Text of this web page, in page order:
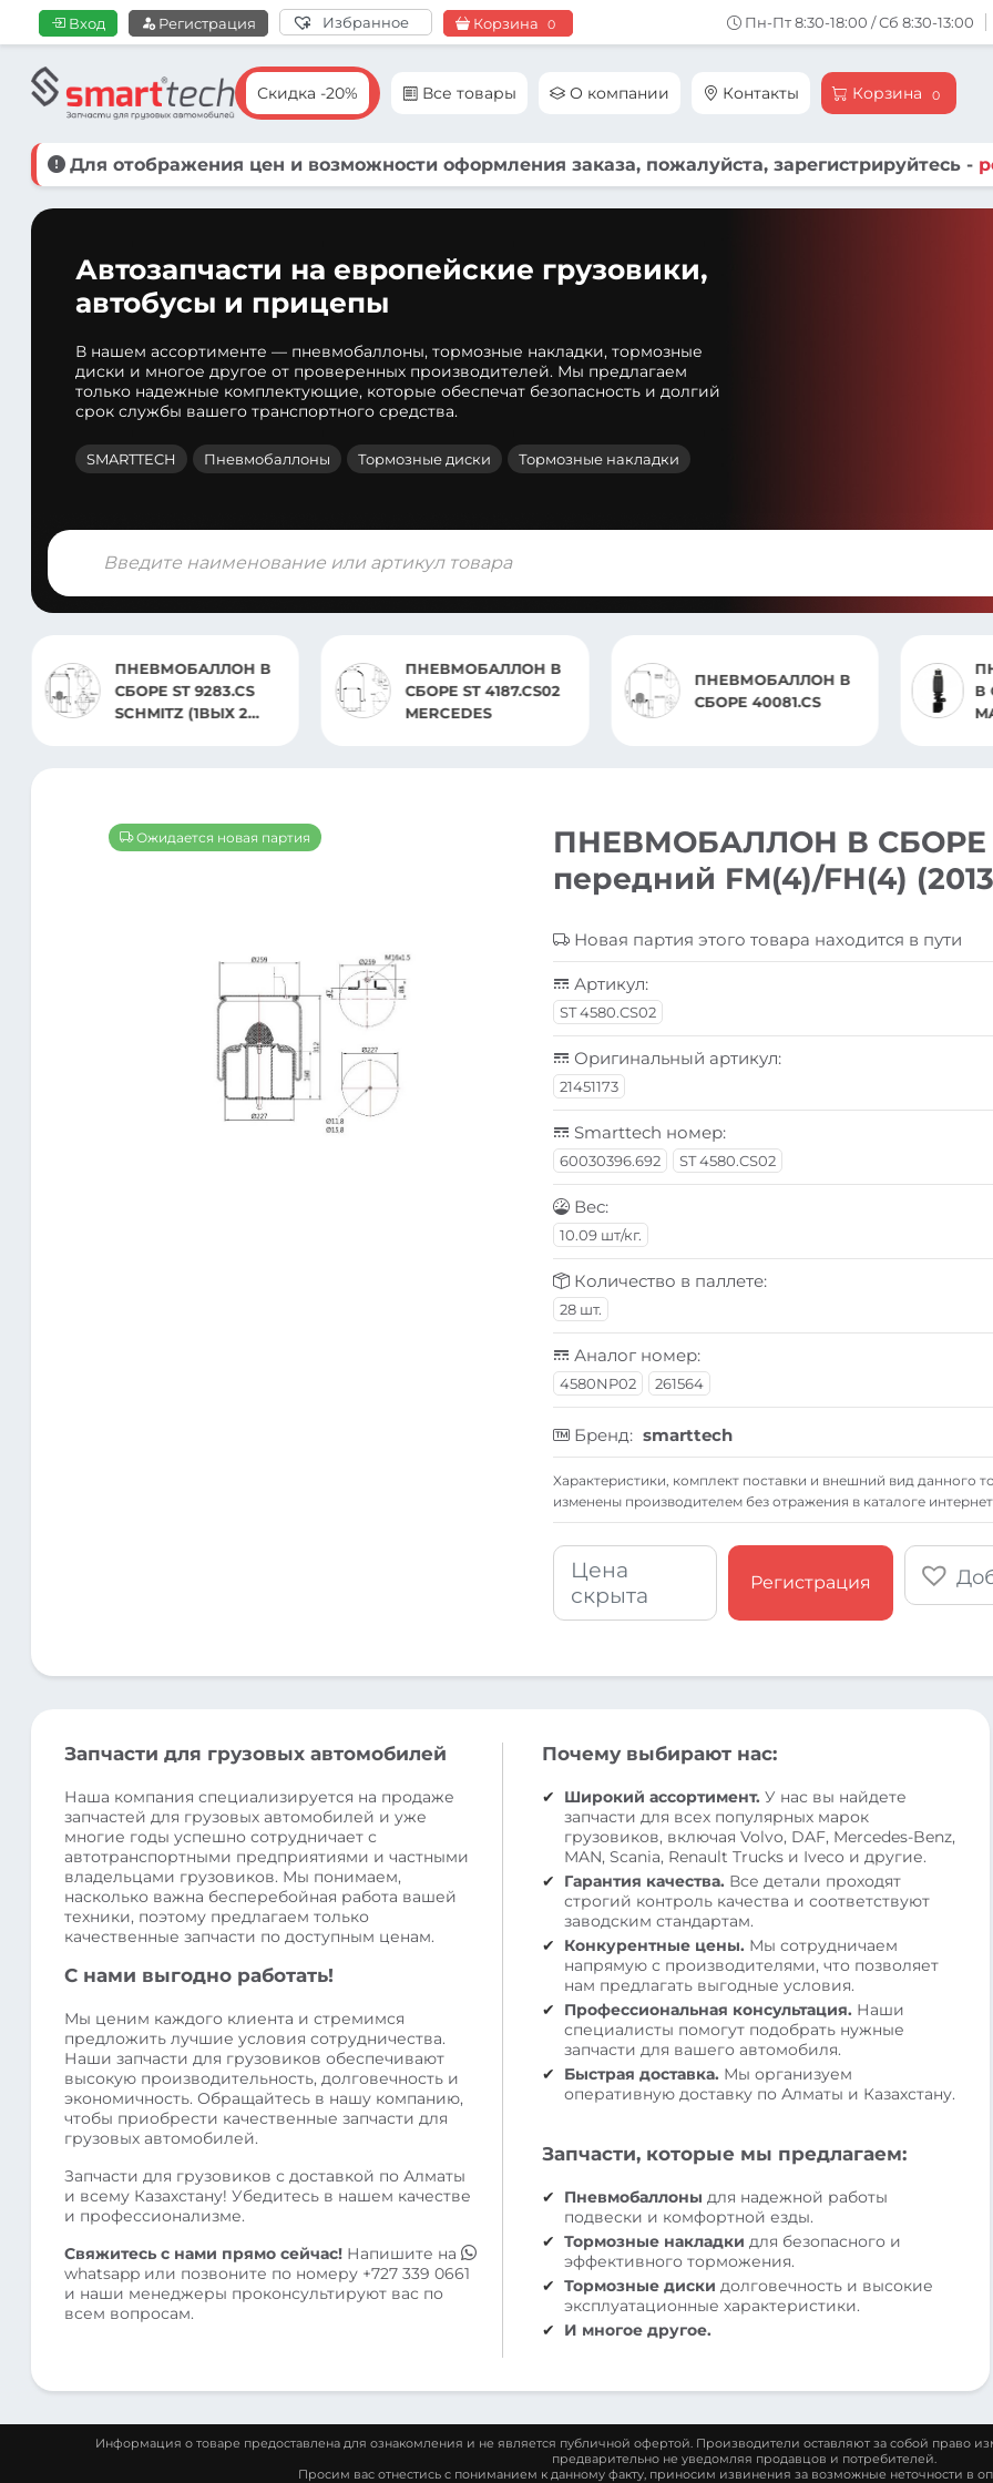
Вход Регистрация Избранное Корзина 0 Пн-Пт 8:30-18:00 / Сб 8:30-13:00
Скидка -20% Все товары О компании Контакты Корзина 0
Для отображения цен и возможности оформления заказа, пожалуйста, зарегистрируйтесь -
Автозапчасти на европейские грузовики,
автобусы и прицепы
В нашем ассортименте — пневмобаллоны, тормозные накладки, тормозные
диски и многое другое от проверенных производителей. Мы предлагаем
только надежные комплектующие, которые обеспечат безопасность и долгий
срок службы вашего транспортного средства.
SMARTTECH Пневмобаллоны Тормозные диски Тормозные накладки
Поиск
товаров
В
ST 9283.CS
(1ВЫХ 2
ПНЕВМОБАЛЛОН В
СБОРЕ ST 4187.CS02
MERCEDES
ПНЕВМОБАЛЛОН В
СБОРЕ 40081.CS
В СБОРЕ
MAGNUM E-TECH
Ожидается новая партия
ПНЕВМОБАЛЛОН В СБОРЕ
передний FM(4)/FH(4)
Новая партия этого товара находится в пути
Артикул:
ST 4580.CS02
Оригинальный артикул:
21451173
Smarttech номер:
60030396.692 ST 4580.CS02
Вес:
10.09 шт/кг.
Количество в паллете:
28 шт.
Аналог номер:
4580NP02 261564
Бренд: smarttech
Xарактеристики, комплект поставки и внешний вид данного
изменены производителем без отражения в каталоге
Цена
скрыта
Регистрация
Запчасти для грузовых автомобилей
Наша компания специализируется на продаже
запчастей для грузовых автомобилей и уже
многие годы успешно сотрудничает с
автотранспортными предприятиями и частными
владельцами грузовиков. Мы понимаем,
насколько важна бесперебойная работа вашей
техники, поэтому предлагаем только
качественные запчасти по доступным ценам.
С нами выгодно работать!
Мы ценим каждого клиента и стремимся
предложить лучшие условия сотрудничества.
Наши запчасти для грузовиков обеспечивают
высокую производительность, долговечность и
экономичность. Обращайтесь в нашу компанию,
чтобы приобрести качественные запчасти для
грузовых автомобилей.
Запчасти для грузовиков с доставкой по Алматы
и всему Казахстану! Убедитесь в нашем качестве
и профессионализме.
Свяжитесь с нами прямо сейчас! Напишите на
whatsapp или позвоните по номеру +727 339 0661
и наши менеджеры проконсультируют вас по
всем вопросам.
Почему выбирают нас:
Широкий ассортимент. У нас вы найдете
запчасти для всех популярных марок
грузовиков, включая Volvo, DAF, Mercedes-Benz,
MAN, Scania, Renault Trucks и Iveco и другие.
Гарантия качества. Все детали проходят
строгий контроль качества и соответствуют
заводским стандартам.
Конкурентные цены. Мы сотрудничаем
напрямую с производителями, что позволяет
нам предлагать выгодные условия.
Профессиональная консультация. Наши
специалисты помогут подобрать нужные
запчасти для вашего автомобиля.
Быстрая доставка. Мы организуем
оперативную доставку по Алматы и Казахстану.
Запчасти, которые мы предлагаем:
Пневмобаллоны для надежной работы
подвески и комфортной езды.
Тормозные накладки для безопасного и
эффективного торможения.
Тормозные диски долговечность и высокие
эксплуатационные характеристики.
И многое другое.
Информация о товаре предоставлена для ознакомления и не является публичной офертой. Производители оставляют за собой право
предварительно не уведомляя продавцов и потребителей.
Просим вас отнестись с пониманием к данному факту, приносим извинения за возможные неточности в